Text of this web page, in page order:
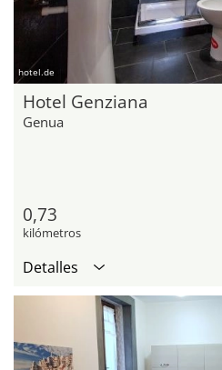
hotel.de
Hotel Genziana
Genua
0,73
kilómetros
Detalles